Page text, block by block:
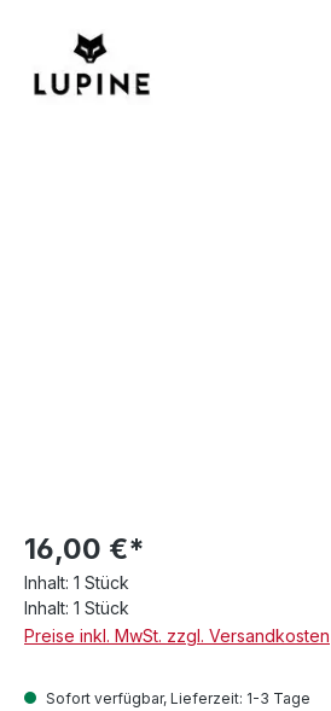
16,00 €*
Inhalt: 1 Stück
Inhalt: 1 Stück
Preise inkl. MwSt. zzgl. Versandkosten
Sofort verfügbar, Lieferzeit: 1-3 Tage